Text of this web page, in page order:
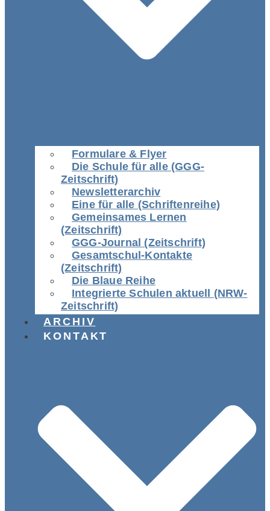
Formulare & Flyer
Die Schule für alle (GGG-
Zeitschrift)
Newsletterarchiv
Eine für alle (Schriftenreihe)
Gemeinsames Lernen
(Zeitschrift)
GGG-Journal (Zeitschrift)
Gesamtschul-Kontakte
(Zeitschrift)
Die Blaue Reihe
Integrierte Schulen aktuell (NRW-
Zeitschrift)
ARCHIV
KONTAKT